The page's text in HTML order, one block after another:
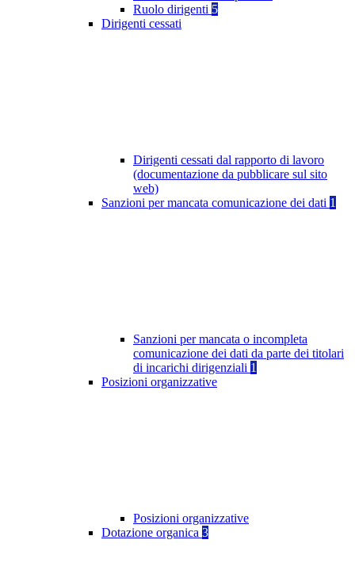
Ruolo dirigenti 5
Dirigenti cessati
Dirigenti cessati dal rapporto di lavoro
(documentazione da pubblicare sul sito
web)
Sanzioni per mancata comunicazione dei dati 1
Sanzioni per mancata o incompleta
comunicazione dei dati da parte dei titolari
di incarichi dirigenziali 1
Posizioni organizzative
Posizioni organizzative
Dotazione organica 3